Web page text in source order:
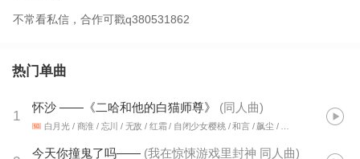
不常看私信，合作可戳q380531862
热门单曲
1
怀沙 ——《二哈和他的白猫师尊》 (同人曲)
白月光 / 商淮 / 忘川 / 无敌 / 红霜 / 自闭少女樱桃 / 和言 / 飙尘 / 小太阳 / 赵闰亦 / 凡凡凡凡凡音 / 似塔Taani / 金乌 / 威斯东奥丁 / 阿鱼 / 云汜 / 夜阑feel / 时琛 / LY_夕木 / 厌钰 / 清寒mtw / Yora. / 南书 / 苏打岚Soda
今天你撞鬼了吗—— (我在惊悚游戏里封神 同人曲)